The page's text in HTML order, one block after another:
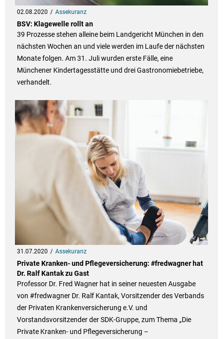
02.08.2020 Assekuranz
BSV: Klagewelle rollt an
39 Prozesse stehen alleine beim Landgericht München in den
nächsten Wochen an und viele werden im Laufe der nächsten
Monate folgen. Am 31. Juli wurden erste Fälle, eine
Münchener Kindertagesstätte und drei Gastronomiebetriebe,
verhandelt.
31.07.2020 Assekuranz
Private Kranken- und Pflegeversicherung: #fredwagner hat
Dr. Ralf Kantak zu Gast
Professor Dr. Fred Wagner hat in seiner neuesten Ausgabe
von #fredwagner Dr. Ralf Kantak, Vorsitzender des Verbands
der Privaten Krankenversicherung e.V. und
Vorstandsvorsitzender der SDK-Gruppe, zum Thema „Die
Private Kranken- und Pflegeversicherung –